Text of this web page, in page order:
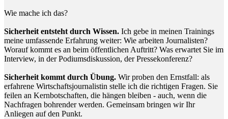
Wie mache ich das?
Sicherheit entsteht durch Wissen. Ich gebe in meinen Trainings
meine umfassende Erfahrung weiter: Wie arbeiten Journalisten?
Worauf kommt es an beim öffentlichen Auftritt? Was erwartet Sie im
Interview, in der Podiumsdiskussion, der Pressekonferenz?
Sicherheit kommt durch Übung. Wir proben den Ernstfall: als
erfahrene Wirtschaftsjournalistin stelle ich die richtigen Fragen. Sie
feilen an Kernbotschaften, die hängen bleiben - auch, wenn die
Nachfragen bohrender werden. Gemeinsam bringen wir Ihr
Anliegen auf den Punkt.